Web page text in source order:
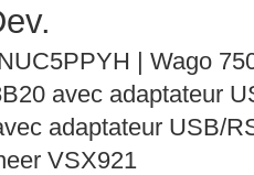
| Wago
avec adaptateur
adaptateur USB/
VSX921